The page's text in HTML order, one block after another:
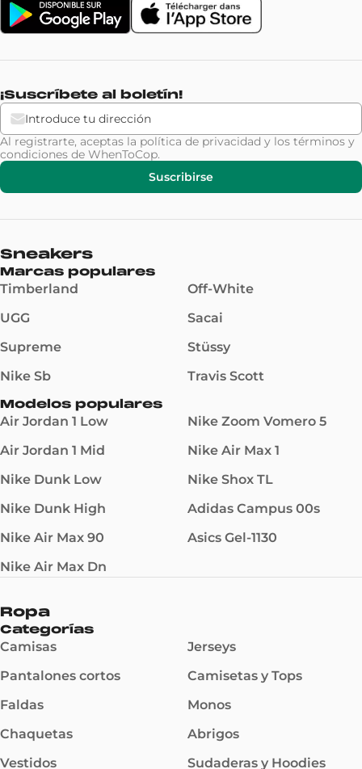
¡Suscríbete al boletín!
Al registrarte, aceptas la política de privacidad y los términos y
condiciones de WhenToCop.
Suscribirse
Sneakers
Marcas populares
Timberland
UGG
Supreme
Nike Sb
Off-White
Sacai
Stüssy
Travis Scott
Modelos populares
Air Jordan 1 Low
Air Jordan 1 Mid
Nike Dunk Low
Nike Dunk High
Nike Air Max 90
Nike Air Max Dn
Nike Zoom Vomero 5
Nike Air Max 1
Nike Shox TL
Adidas Campus 00s
Asics Gel-1130
Ropa
Categorías
Camisas
Pantalones cortos
Faldas
Chaquetas
Vestidos
Jerseys
Camisetas y Tops
Monos
Abrigos
Sudaderas y Hoodies